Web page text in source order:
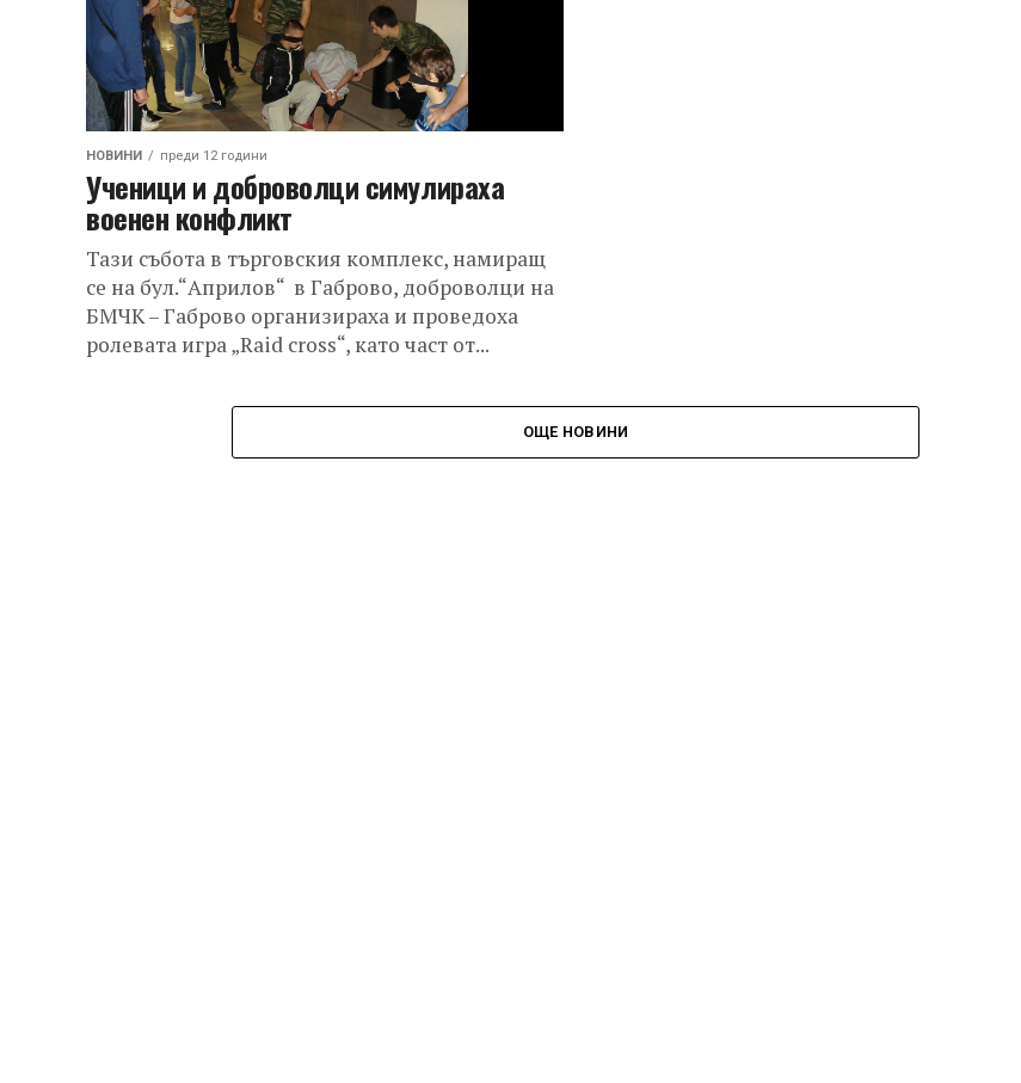
НОВИНИ преди 12 години
Ученици и доброволци симулираха
военен конфликт
Тази събота в търговския комплекс, намиращ
се на бул.“Априлов“ в Габрово, доброволци на
БМЧК – Габрово организираха и проведоха
ролевата игра „Raid cross“, като част от...
ОЩЕ НОВИНИ